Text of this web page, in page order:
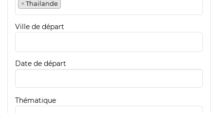
× Thailande
Ville de départ
Date de départ
Thématique